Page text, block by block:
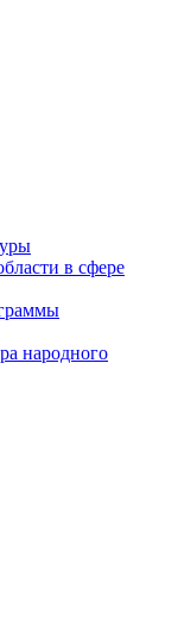
в сфере
народного